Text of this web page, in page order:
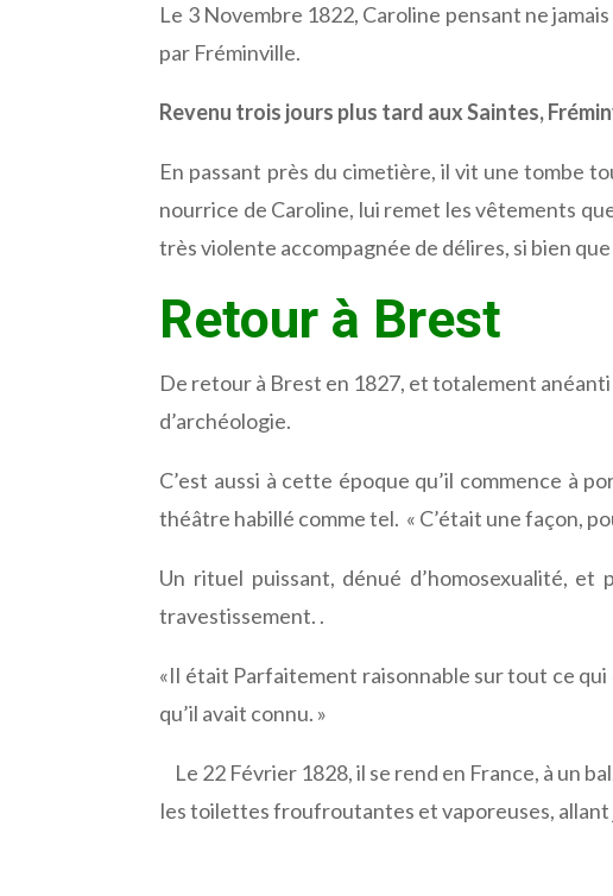
Le 3 Novembre 1822, Caroline pensant ne
par Fréminville.
Revenu trois jours plus tard aux Saintes,
En passant près du cimetière, il vit une tombe
nourrice de Caroline, lui remet les vêtements
très violente accompagnée de délires, si bien
Retour à Brest
De retour à Brest en 1827, et totalement
d’archéologie.
C’est aussi à cette époque qu’il commence à
théâtre habillé comme tel. « C’était une façon,
Un rituel puissant, dénué d’homosexualité,
travestissement. .
«Il était Parfaitement raisonnable sur tout ce
qu’il avait connu. »
Le 22 Février 1828, il se rend en France, à un
les toilettes froufroutantes et vaporeuses, allant